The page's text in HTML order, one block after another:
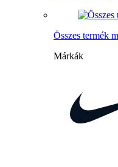
Összes termék
Márkák